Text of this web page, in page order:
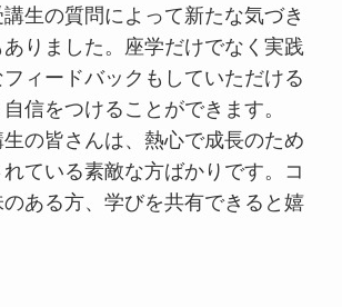
生の質問によって新たな気づき
りました。座学だけでなく実践
ィードバックもしていただける
信をつけることができます。
の皆さんは、熱心で成長のため
ている素敵な方ばかりです。コ
ある方、学びを共有できると嬉